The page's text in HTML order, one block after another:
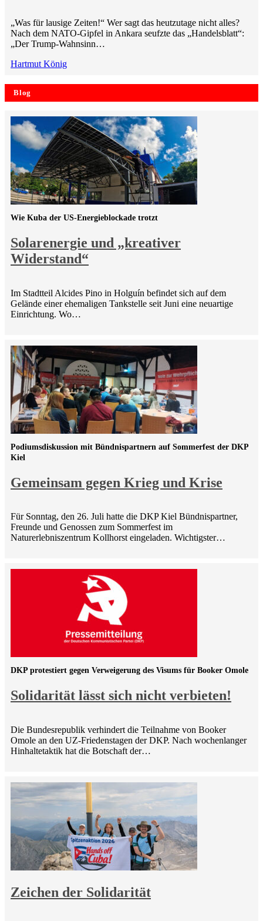
„Was für lausige Zeiten!“ Wer sagt das heutzutage nicht alles?
Nach dem NATO-Gipfel in Ankara seufzte das „Handelsblatt“:
„Der Trump-Wahnsinn…
Hartmut König
Blog
Solarenergie und „kreativer
Widerstand“
Wie Kuba der US-Energieblockade trotzt
Im Stadtteil Alcides Pino in Holguín befindet sich auf dem
Gelände einer ehemaligen Tankstelle seit Juni eine neuartige
Einrichtung. Wo…
Gemeinsam gegen Krieg und Krise
Podiumsdiskussion mit Bündnispartnern auf Sommerfest der DKP
Kiel
Für Sonntag, den 26. Juli hatte die DKP Kiel Bündnispartner,
Freunde und Genossen zum Sommerfest im
Naturerlebniszentrum Kollhorst eingeladen. Wichtigster…
Solidarität lässt sich nicht verbieten!
DKP protestiert gegen Verweigerung des Visums für Booker Omole
Die Bundesrepublik verhindert die Teilnahme von Booker
Omole an den UZ-Friedenstagen der DKP. Nach wochenlanger
Hinhaltetaktik hat die Botschaft der…
Zeichen der Solidarität